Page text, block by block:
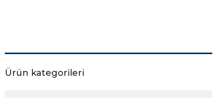
Ürün kategorileri